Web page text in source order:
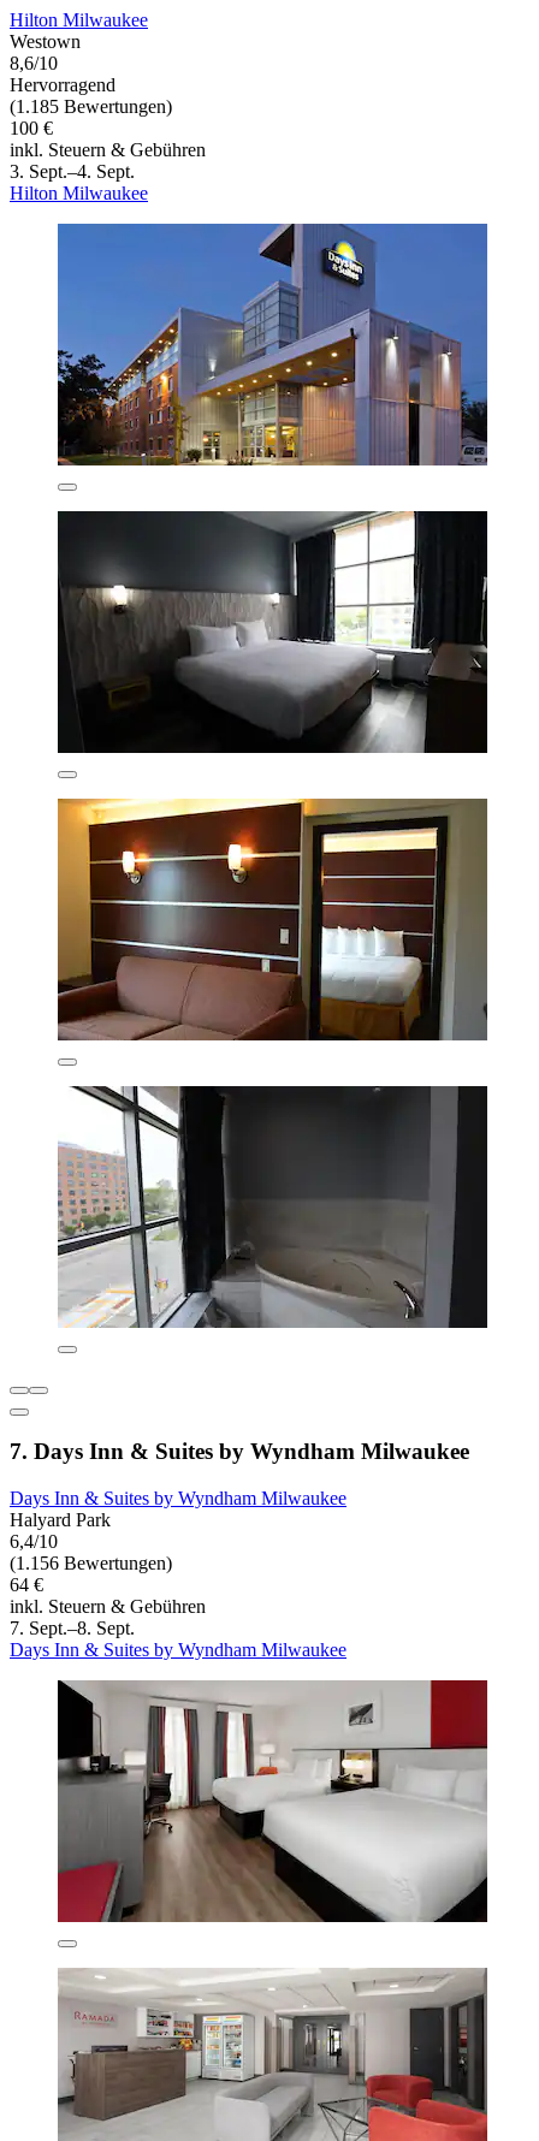
Hilton Milwaukee
Westown
8,6/10
Hervorragend
(1.185 Bewertungen)
100 €
inkl. Steuern & Gebühren
3. Sept.–4. Sept.
Hilton Milwaukee
7. Days Inn & Suites by Wyndham Milwaukee
Days Inn & Suites by Wyndham Milwaukee
Halyard Park
6,4/10
(1.156 Bewertungen)
64 €
inkl. Steuern & Gebühren
7. Sept.–8. Sept.
Days Inn & Suites by Wyndham Milwaukee